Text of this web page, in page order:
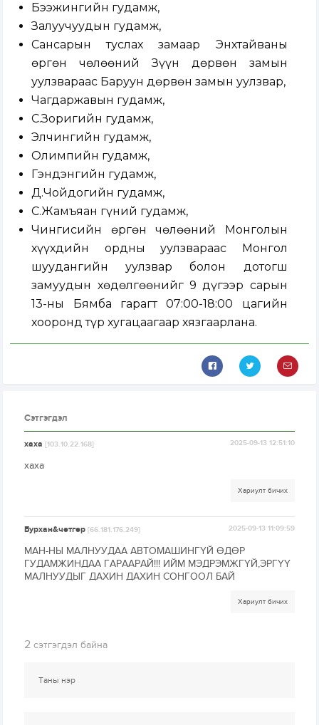
Бээжингийн гудамж,
Залуучуудын гудамж,
Сансарын туслах замаар Энхтайваны
өргөн чөлөөний Зүүн дөрвөн замын
уулзвараас Баруун дөрвөн замын уулзвар,
Чагдаржавын гудамж,
С.Зоригийн гудамж,
Элчингийн гудамж,
Олимпийн гудамж,
Гэндэнгийн гудамж,
Д.Чойдогийн гудамж,
С.Жамъяан гүний гудамж,
Чингисийн өргөн чөлөөний Монголын
хүүхдийн ордны уулзвараас Монгол
шуудангийн уулзвар болон дотогш
замуудын хөдөлгөөнийг 9 дүгээр сарын
13-ны Бямба гарагт 07:00-18:00 цагийн
хооронд түр хугацаагаар хязгаарлана.
Сэтгэгдэл
хаха[103.10.22.168] 2025-09-13 12:51:10
хаха
Хариулт бичих
Бурхан&чөтгөр[66.181.176.249] 2025-09-13 11:09:59
МАН-НЫ МАЛНУУДАА АВТОМАШИНГҮЙ ӨДӨР
ГУДАМЖИНДАА ГАРААРАЙ!!! ИЙМ МЭДРЭМЖГҮЙ,ЭРГҮҮ
МАЛНУУДЫГ ДАХИН ДАХИН СОНГООЛ БАЙ
Хариулт бичих
2 сэтгэгдэл байна